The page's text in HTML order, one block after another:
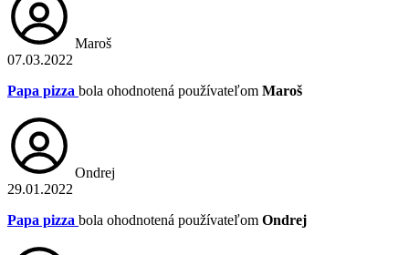
Maroš
07.03.2022
Papa pizza bola ohodnotená používateľom Maroš
Ondrej
29.01.2022
Papa pizza bola ohodnotená používateľom Ondrej